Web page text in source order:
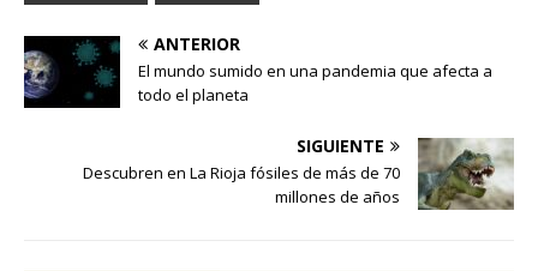
ANTERIOR
El mundo sumido en una pandemia que afecta a
todo el planeta
SIGUIENTE
Descubren en La Rioja fósiles de más de 70
millones de años